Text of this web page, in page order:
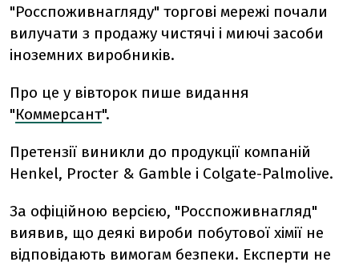
"Росспоживнагляду" торгові мережі почали
вилучати з продажу чистячі і миючі засоби
іноземних виробників.
Про це у вівторок пише видання
"Коммерсант".
Претензії виникли до продукції компаній
Henkel, Procter & Gamble і Colgate-Palmolive.
За офіційною версією, "Росспоживнагляд"
виявив, що деякі вироби побутової хімії не
відповідають вимогам безпеки. Експерти не